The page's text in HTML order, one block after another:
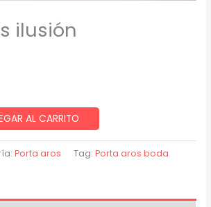
ilusión
AL CARRITO
Porta aros Tag:Porta aros boda